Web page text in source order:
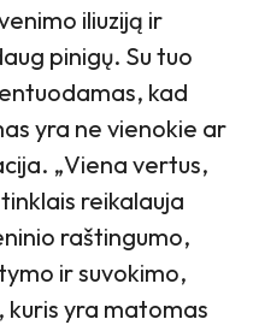
iliuziją ir
pinigų. Su tuo
kad
yra ne vienokie ar
„Viena vertus,
reikalauja
raštingumo,
ir suvokimo,
kuris yra matomas